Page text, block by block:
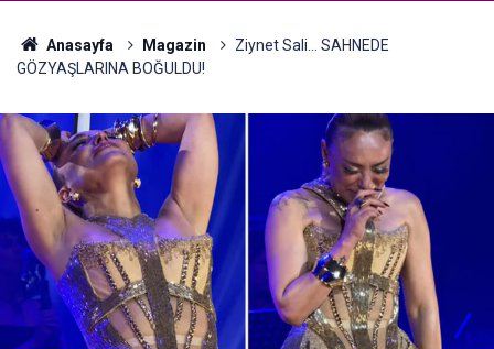
Anasayfa Magazin
Ziynet Sali... SAHNEDE
GÖZYAŞLARINA BOĞULDU!